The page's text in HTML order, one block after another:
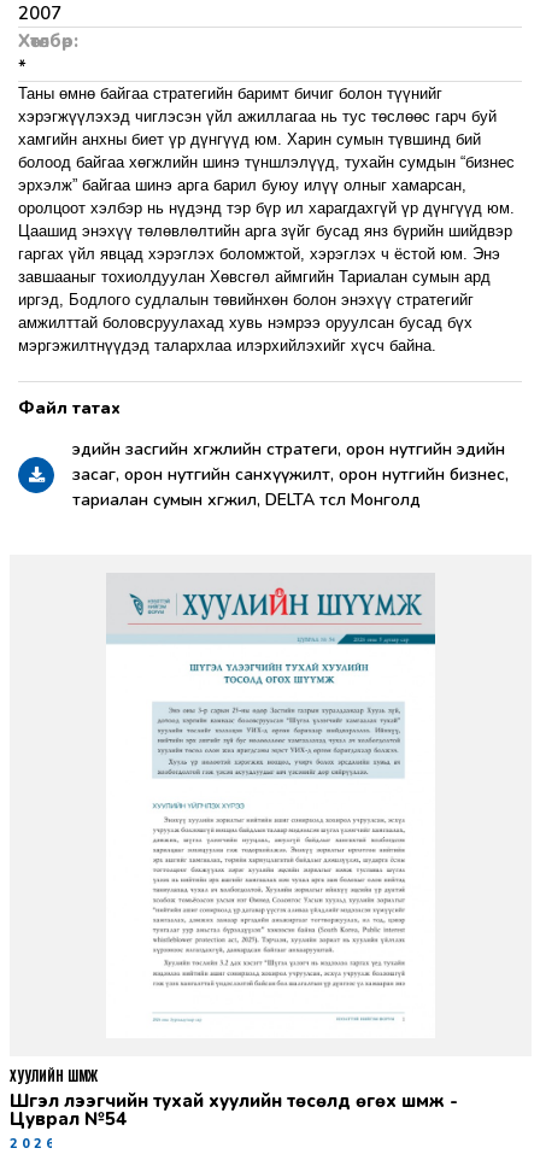
2007
Хөтөлбөр:
*
Таны өмнө байгаа стратегийн баримт бичиг болон түүнийг
хэрэгжүүлэхэд чиглэсэн үйл ажиллагаа нь тус төслөөс гарч буй
хамгийн анхны биет үр дүнгүүд юм. Харин сумын түвшинд бий
болоод байгаа хөгжлийн шинэ түншлэлүүд, тухайн сумдын “бизнес
эрхэлж” байгаа шинэ арга барил буюу илүү олныг хамарсан,
оролцоот хэлбэр нь нүдэнд тэр бүр ил харагдахгүй үр дүнгүүд юм.
Цаашид энэхүү төлөвлөлтийн арга зүйг бусад янз бүрийн шийдвэр
гаргах үйл явцад хэрэглэх боломжтой, хэрэглэх ч ёстой юм. Энэ
завшааныг тохиолдуулан Хөвсгөл аймгийн Тариалан сумын ард
иргэд, Бодлого судлалын төвийнхөн болон энэхүү стратегийг
амжилттай боловсруулахад хувь нэмрээ оруулсан бусад бүх
мэргэжилтнүүдэд талархлаа илэрхийлэхийг хүсч байна.
эдийн засгийн хөгжлийн стратеги, орон нутгийн эдийн
засаг, орон нутгийн санхүүжилт, орон нутгийн бизнес,
тариалан сумын хөгжил, DELTA төсөл Монголд
Шүгэл үлээгчийн тухай хуулийн төсөлд өгөх шүүмж -
Цуврал №54
2026-07-27
ХУУЛИЙН ШҮҮМЖ